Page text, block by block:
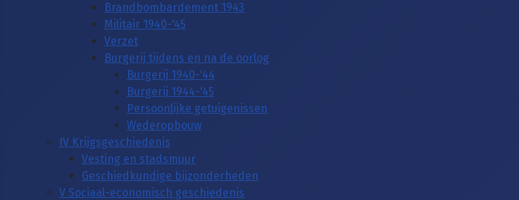
Brandbombardement 1943
Militair 1940-'45
Verzet
Burgerij tijdens en na de oorlog
Burgerij 1940-'44
Burgerij 1944-'45
Persoonlijke getuigenissen
Wederopbouw
IV Krijgsgeschiedenis
Vesting en stadsmuur
Geschiedkundige bijzonderheden
V Sociaal-economisch geschiedenis